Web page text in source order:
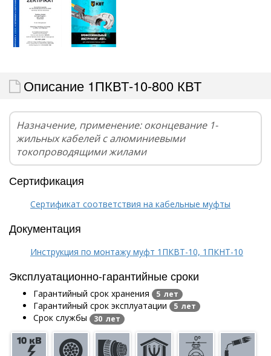
Описание 1ПКВТ-10-800 КВТ
Назначение, применение: оконцевание 1-
жильных кабелей с алюминиевыми
токопроводящими жилами
Сертификация
Сертификат соответствия на кабельные муфты
Документация
Инструкция по монтажу муфт 1ПКВТ-10, 1ПКНТ-10
Эксплуатационно-гарантийные сроки
Гарантийный срок хранения 5 лет
Гарантийный срок эксплуатации 5 лет
Срок службы 30 лет